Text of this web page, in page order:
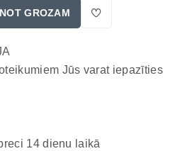
GROZAM
Jūs varat iepazīties
14 dienu laikā